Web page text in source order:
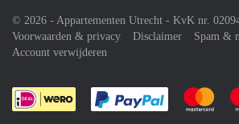
© 2026 - Appartementen Utrecht - KvK nr.
Voorwaarden & privacy
Disclaimer
Spam &
Account verwijderen
Je rekent Je